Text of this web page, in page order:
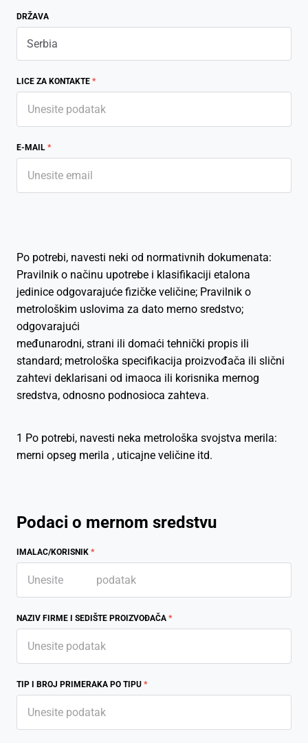
DRŽAVA
LICE ZA KONTAKTE *
E-MAIL *
Po potrebi, navesti neki od normativnih dokumenata:
Pravilnik o načinu upotrebe i klasifikaciji etalona
jedinice odgovarajuće fizičke veličine; Pravilnik o
metrološkim uslovima za dato merno sredstvo;
odgovarajući
međunarodni, strani ili domaći tehnički propis ili
standard; metrološka specifikacija proizvođača ili slični
zahtevi deklarisani od imaoca ili korisnika mernog
sredstva, odnosno podnosioca zahteva.
1 Po potrebi, navesti neka metrološka svojstva merila:
merni opseg merila , uticajne veličine itd.
Podaci o mernom sredstvu
IMALAC/KORISNIK *
NAZIV FIRME I SEDIŠTE PROIZVOĐAČA *
TIP I BROJ PRIMERAKA PO TIPU *